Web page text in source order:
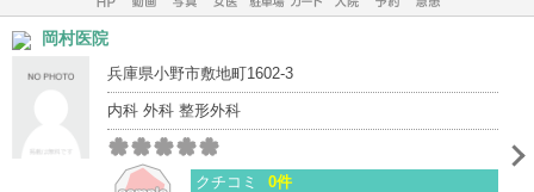
ホームペ
ージ
動画 写真 女医 駐車場
クレジッ
入院 予約 急患
岡村医院
兵庫県小野市敷地町1602-3
内科 外科 整形外科
クチコミ
0件